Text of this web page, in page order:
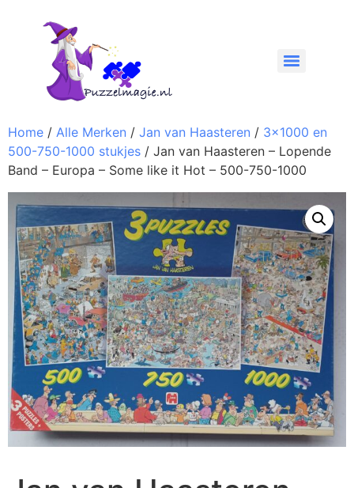
Home / Alle Merken / Jan van Haasteren / 3x1000 en
500-750-1000 stukjes / Jan van Haasteren – Lopende
Band – Europa – Some like it Hot – 500-750-1000